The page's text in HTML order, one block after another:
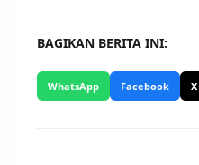
BAGIKAN BERITA INI:
WhatsApp Facebook X